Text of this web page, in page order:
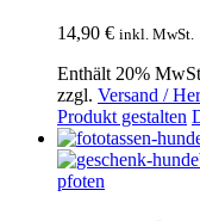
14,90 € inkl. MwSt.
Enthält 20%
zzgl. Versand /
Produkt gestalten